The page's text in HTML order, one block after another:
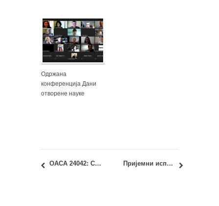
Одржана
конференција Дани
отворене науке
ОАСА 24042: Саобраћај и друштвена инфраструктура увид у испитне радове Пријемни испит 2019: ПРЕЛИМИНАРНИ РЕЗУЛТАТИ